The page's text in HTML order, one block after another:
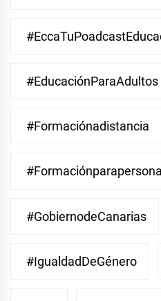
#EducaciónParaAdultos
#Formaciónadistancia
#GobiernodeCanarias
#IgualdadDeGénero